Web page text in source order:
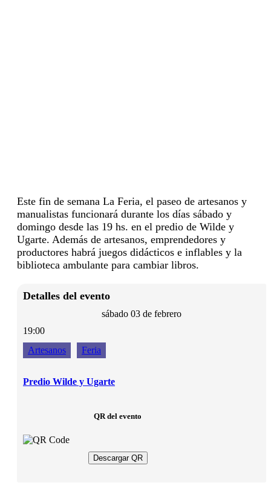
Este fin de semana La Feria, el paseo de artesanos y
manualistas funcionará durante los días sábado y
domingo desde las 19 hs. en el predio de Wilde y
Ugarte. Además de artesanos, emprendedores y
productores habrá juegos didácticos e inflables y la
biblioteca ambulante para cambiar libros.
Detalles del evento
sábado 03 de febrero
19:00
Artesanos
Feria
Predio Wilde y Ugarte
QR del evento
Descargar QR